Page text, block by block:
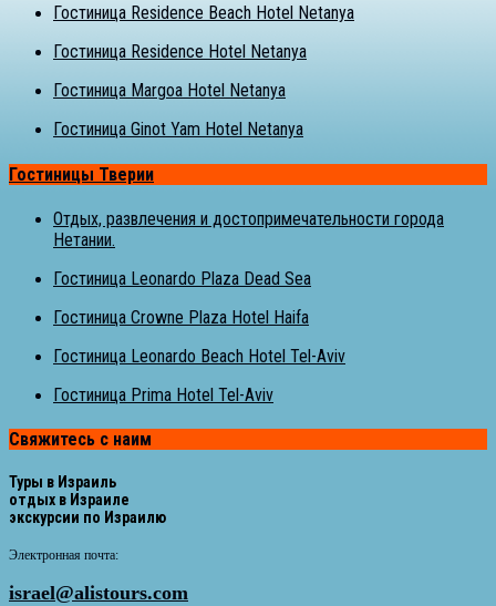
Гостиница Residence Beach Hotel Netanya
Гостиница Residence Hotel Netanya
Гостиница Margoa Hotel Netanya
Гостиница Ginot Yam Hotel Netanya
Гостиницы Тверии
Отдых, развлечения и достопримечательности города
Нетании.
Гостиница Leonardo Plaza Dead Sea
Гостиница Crowne Plaza Hotel Haifa
Гостиница Leonardo Beach Hotel Tel-Aviv
Гостиница Prima Hotel Tel-Aviv
Свяжитесь с наим
Туры в Израиль
отдых в Израиле
экскурсии по Израилю
Электронная почта:
israel@alistours.com